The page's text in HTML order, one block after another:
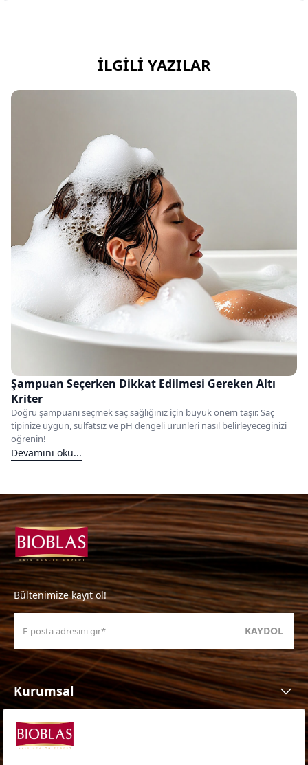
İLGILI YAZILAR
Şampuan Seçerken Dikkat Edilmesi Gereken Altı
Kriter
Doğru şampuanı seçmek saç sağlığınız için büyük önem taşır. Saç
tipinize uygun, sülfatsız ve pH dengeli ürünleri nasıl belirleyeceğinizi
öğrenin!
Devamını oku...
Bültenimize kayıt ol!
KAYDOL
Kurumsal
Ürünler
Ürün Ailesi